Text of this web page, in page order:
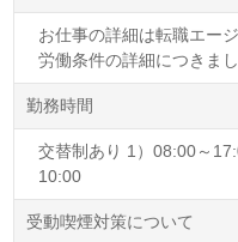
お仕事の詳細は転職エー
労働条件の詳細につきま
勤務時間
交替制あり 1）08:00～
10:00
受動喫煙対策について